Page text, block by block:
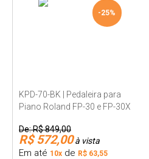
-25%
KPD-70-BK | Pedaleira para
Piano Roland FP-30 e FP-30X
De:R$ 849,00
R$ 572,00
Em até 10x de R$ 63,55